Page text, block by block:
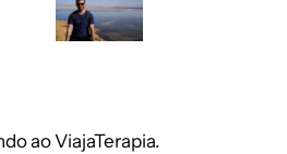
novos comentários
dados neste navegador
vez que eu comentar.
ao ViajaTerapia.